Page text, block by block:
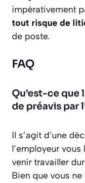
impérativement
tout risque de
de poste.
FAQ
Qu’est-ce que
de préavis par
Il s’agit d’une
l’employeur
venir travailler
Bien que vous